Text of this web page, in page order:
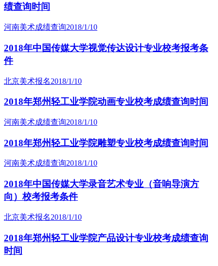
绩查询时间
河南美术成绩查询2018/1/10
2018年中国传媒大学视觉传达设计专业校考报考条
件
北京美术报名2018/1/10
2018年郑州轻工业学院动画专业校考成绩查询时间
河南美术成绩查询2018/1/10
2018年郑州轻工业学院雕塑专业校考成绩查询时间
河南美术成绩查询2018/1/10
2018年中国传媒大学录音艺术专业（音响导演方
向）校考报考条件
北京美术报名2018/1/10
2018年郑州轻工业学院产品设计专业校考成绩查询
时间